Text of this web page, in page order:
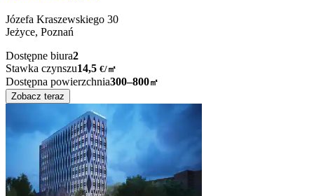
Józefa Kraszewskiego 30
Jeżyce, Poznań
Dostępne biura2
Stawka czynszu14,5 €/㎡
Dostępna powierzchnia300–800㎡
Zobacz teraz